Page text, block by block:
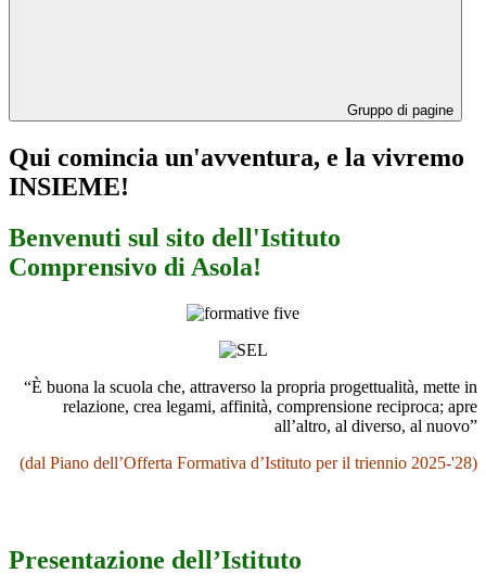
Gruppo di pagine
Qui comincia un'avventura, e la vivremo
INSIEME!
Benvenuti sul sito dell'Istituto
Comprensivo di Asola!
“È buona la scuola che, attraverso la propria progettualità, mette in
relazione, crea legami, affinità, comprensione reciproca; apre
all’altro, al diverso, al nuovo”
(dal Piano dell’Offerta Formativa d’Istituto per il triennio 2025-'28)
Presentazione dell’Istituto